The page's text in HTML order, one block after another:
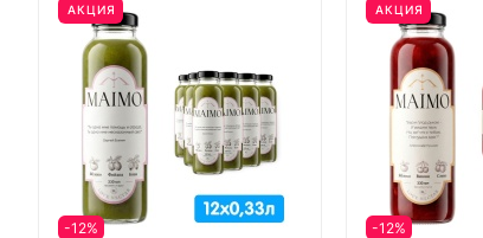
АКЦИЯ
-12%
АКЦИЯ
-12%